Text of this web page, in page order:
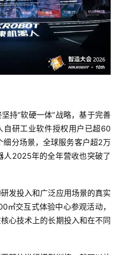
持“软硬一体”战略，基于完善
自研工业软件授权用户已超60
分场景，全球服务客户超2万
人2025年的全年营收也突破了
发投入和广泛应用场景的真实
㎡交互式体验中心参观活动，
心技术上的长期投入和在不同